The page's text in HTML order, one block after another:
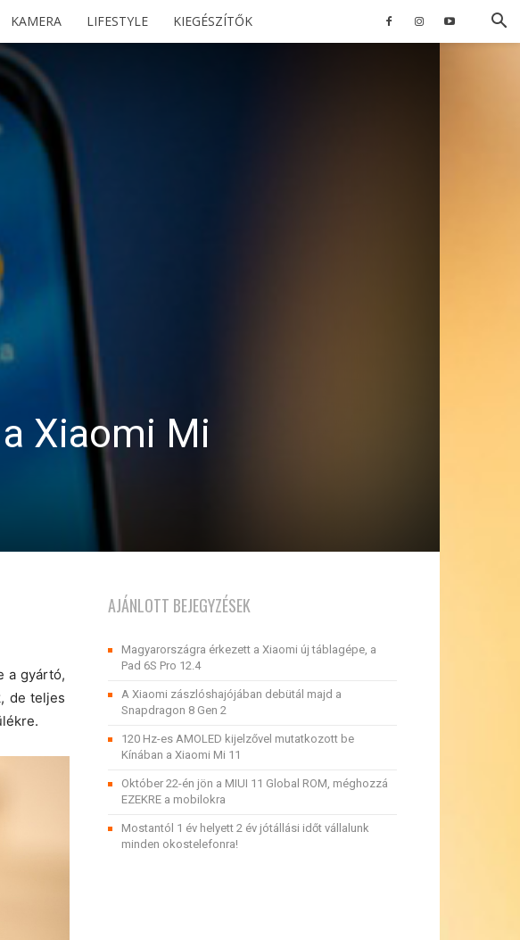
KAMERA LIFESTYLE KIEGÉSZÍTŐK
Xiaomi Mi
a gyártó,
de teljes
AJÁNLOTT BEJEGYZÉSEK
Magyarországra érkezett a Xiaomi új táblagépe, a
Pad 6S Pro 12.4
A Xiaomi zászlóshajójában debütál majd a
Snapdragon 8 Gen 2
120 Hz-es AMOLED kijelzővel mutatkozott be
Kínában a Xiaomi Mi 11
Október 22-én jön a MIUI 11 Global ROM, méghozzá
EZEKRE a mobilokra
Mostantól 1 év helyett 2 év jótállási időt vállalunk
minden okostelefonra!